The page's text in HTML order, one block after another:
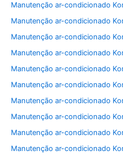
Manutenção ar-condicionado
Manutenção ar-condicionado
Manutenção ar-condicionado
Manutenção ar-condicionado
Manutenção ar-condicionado
Manutenção ar-condicionado
Manutenção ar-condicionado
Manutenção ar-condicionado
Manutenção ar-condicionado
Manutenção ar-condicionado